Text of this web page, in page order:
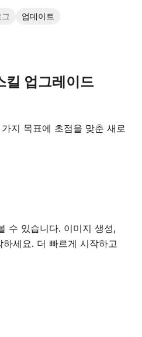
업데이트
킬 업그레이드
지 목표에 초점을 맞춘 새로
수 있습니다. 이미지 생성,
세요. 더 빠르게 시작하고